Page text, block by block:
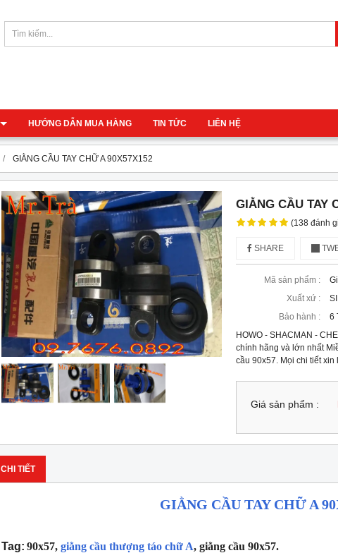
HƯỚNG DẪN MUA HÀNG TIN TỨC LIÊN HỆ
GIẰNG CẦU TAY CHỮ A 90X57X152
GIẰNG CẦU TAY
(138 đánh
SHARE
Mã sản phẩm :
Xuất xứ :
Bảo hành :
6
HOWO - SHACMAN -
chính hãng và lớn nhất
cầu 90x57. Mọi chi tiết xin
Giá sản phẩm :
CHI TIẾT
GIẰNG CẦU TAY CHỮ A
Tag: 90x57, giằng cầu thượng táo chữ A, giằng cầu 90x57.